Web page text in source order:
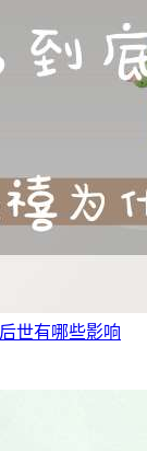
世有哪些影响